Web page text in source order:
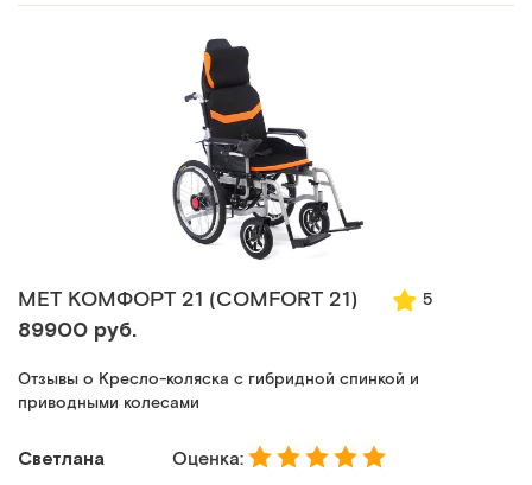
MET КОМФОРТ 21 (COMFORT 21) 5
89900 руб.
Отзывы о Кресло-коляска с гибридной спинкой и
приводными колесами
Светлана Оценка: